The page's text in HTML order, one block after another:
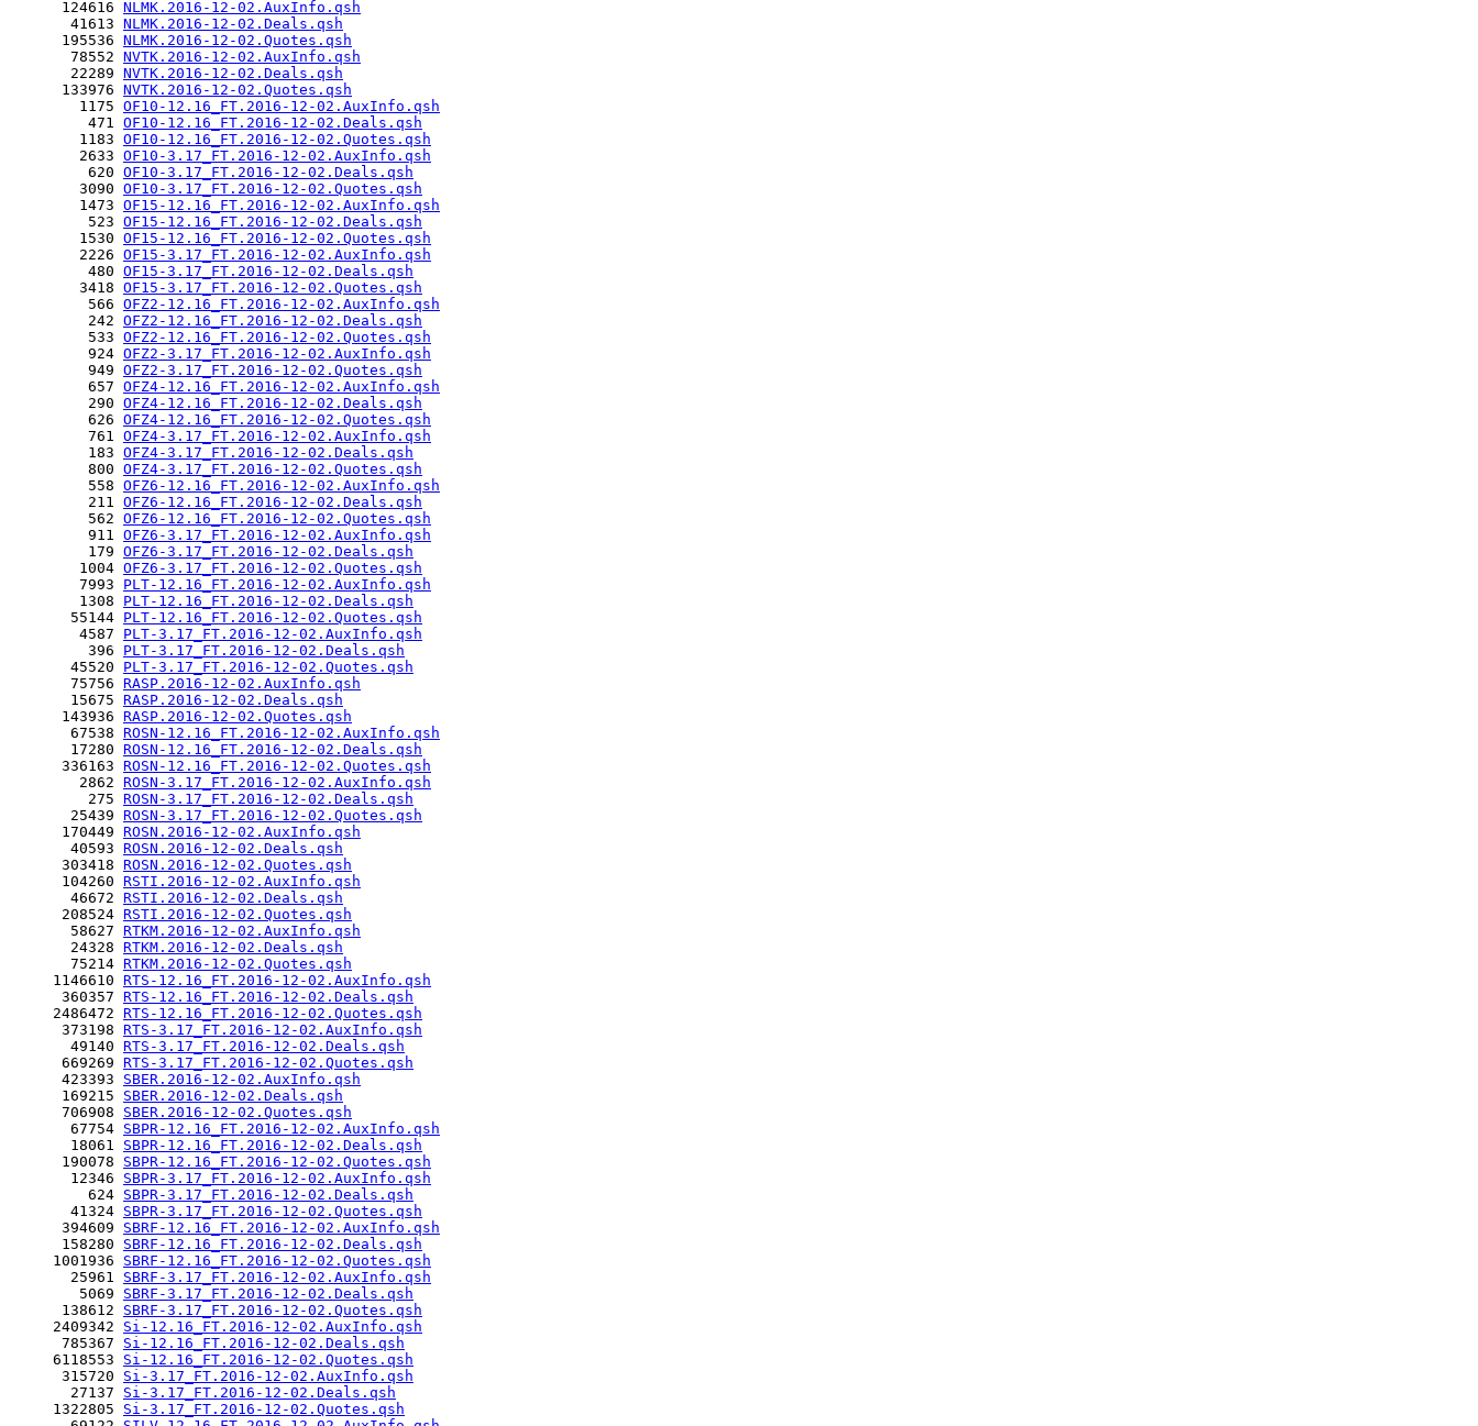
      124616
NLMK.2016-12-02.AuxInfo.qsh
       41613
NLMK.2016-12-02.Deals.qsh
      195536
NLMK.2016-12-02.Quotes.qsh
       78552
NVTK.2016-12-02.AuxInfo.qsh
       22289
NVTK.2016-12-02.Deals.qsh
      133976
NVTK.2016-12-02.Quotes.qsh
        1175
OF10-12.16_FT.2016-12-02.AuxInfo.qsh
         471
OF10-12.16_FT.2016-12-02.Deals.qsh
        1183
OF10-12.16_FT.2016-12-02.Quotes.qsh
        2633
OF10-3.17_FT.2016-12-02.AuxInfo.qsh
         620
OF10-3.17_FT.2016-12-02.Deals.qsh
        3090
OF10-3.17_FT.2016-12-02.Quotes.qsh
        1473
OF15-12.16_FT.2016-12-02.AuxInfo.qsh
         523
OF15-12.16_FT.2016-12-02.Deals.qsh
        1530
OF15-12.16_FT.2016-12-02.Quotes.qsh
        2226
OF15-3.17_FT.2016-12-02.AuxInfo.qsh
         480
OF15-3.17_FT.2016-12-02.Deals.qsh
        3418
OF15-3.17_FT.2016-12-02.Quotes.qsh
         566
OFZ2-12.16_FT.2016-12-02.AuxInfo.qsh
         242
OFZ2-12.16_FT.2016-12-02.Deals.qsh
         533
OFZ2-12.16_FT.2016-12-02.Quotes.qsh
         924
OFZ2-3.17_FT.2016-12-02.AuxInfo.qsh
         949
OFZ2-3.17_FT.2016-12-02.Quotes.qsh
         657
OFZ4-12.16_FT.2016-12-02.AuxInfo.qsh
         290
OFZ4-12.16_FT.2016-12-02.Deals.qsh
         626
OFZ4-12.16_FT.2016-12-02.Quotes.qsh
         761
OFZ4-3.17_FT.2016-12-02.AuxInfo.qsh
         183
OFZ4-3.17_FT.2016-12-02.Deals.qsh
         800
OFZ4-3.17_FT.2016-12-02.Quotes.qsh
         558
OFZ6-12.16_FT.2016-12-02.AuxInfo.qsh
         211
OFZ6-12.16_FT.2016-12-02.Deals.qsh
         562
OFZ6-12.16_FT.2016-12-02.Quotes.qsh
         911
OFZ6-3.17_FT.2016-12-02.AuxInfo.qsh
         179
OFZ6-3.17_FT.2016-12-02.Deals.qsh
        1004
OFZ6-3.17_FT.2016-12-02.Quotes.qsh
        7993
PLT-12.16_FT.2016-12-02.AuxInfo.qsh
        1308
PLT-12.16_FT.2016-12-02.Deals.qsh
       55144
PLT-12.16_FT.2016-12-02.Quotes.qsh
        4587
PLT-3.17_FT.2016-12-02.AuxInfo.qsh
         396
PLT-3.17_FT.2016-12-02.Deals.qsh
       45520
PLT-3.17_FT.2016-12-02.Quotes.qsh
       75756
RASP.2016-12-02.AuxInfo.qsh
       15675
RASP.2016-12-02.Deals.qsh
      143936
RASP.2016-12-02.Quotes.qsh
       67538
ROSN-12.16_FT.2016-12-02.AuxInfo.qsh
       17280
ROSN-12.16_FT.2016-12-02.Deals.qsh
      336163
ROSN-12.16_FT.2016-12-02.Quotes.qsh
        2862
ROSN-3.17_FT.2016-12-02.AuxInfo.qsh
         275
ROSN-3.17_FT.2016-12-02.Deals.qsh
       25439
ROSN-3.17_FT.2016-12-02.Quotes.qsh
      170449
ROSN.2016-12-02.AuxInfo.qsh
       40593
ROSN.2016-12-02.Deals.qsh
      303418
ROSN.2016-12-02.Quotes.qsh
      104260
RSTI.2016-12-02.AuxInfo.qsh
       46672
RSTI.2016-12-02.Deals.qsh
      208524
RSTI.2016-12-02.Quotes.qsh
       58627
RTKM.2016-12-02.AuxInfo.qsh
       24328
RTKM.2016-12-02.Deals.qsh
       75214
RTKM.2016-12-02.Quotes.qsh
     1146610
RTS-12.16_FT.2016-12-02.AuxInfo.qsh
      360357
RTS-12.16_FT.2016-12-02.Deals.qsh
     2486472
RTS-12.16_FT.2016-12-02.Quotes.qsh
      373198
RTS-3.17_FT.2016-12-02.AuxInfo.qsh
       49140
RTS-3.17_FT.2016-12-02.Deals.qsh
      669269
RTS-3.17_FT.2016-12-02.Quotes.qsh
      423393
SBER.2016-12-02.AuxInfo.qsh
      169215
SBER.2016-12-02.Deals.qsh
      706908
SBER.2016-12-02.Quotes.qsh
       67754
SBPR-12.16_FT.2016-12-02.AuxInfo.qsh
       18061
SBPR-12.16_FT.2016-12-02.Deals.qsh
      190078
SBPR-12.16_FT.2016-12-02.Quotes.qsh
       12346
SBPR-3.17_FT.2016-12-02.AuxInfo.qsh
         624
SBPR-3.17_FT.2016-12-02.Deals.qsh
       41324
SBPR-3.17_FT.2016-12-02.Quotes.qsh
      394609
SBRF-12.16_FT.2016-12-02.AuxInfo.qsh
      158280
SBRF-12.16_FT.2016-12-02.Deals.qsh
     1001936
SBRF-12.16_FT.2016-12-02.Quotes.qsh
       25961
SBRF-3.17_FT.2016-12-02.AuxInfo.qsh
        5069
SBRF-3.17_FT.2016-12-02.Deals.qsh
      138612
SBRF-3.17_FT.2016-12-02.Quotes.qsh
     2409342
Si-12.16_FT.2016-12-02.AuxInfo.qsh
      785367
Si-12.16_FT.2016-12-02.Deals.qsh
     6118553
Si-12.16_FT.2016-12-02.Quotes.qsh
      315720
Si-3.17_FT.2016-12-02.AuxInfo.qsh
       27137
Si-3.17_FT.2016-12-02.Deals.qsh
     1322805
Si-3.17_FT.2016-12-02.Quotes.qsh